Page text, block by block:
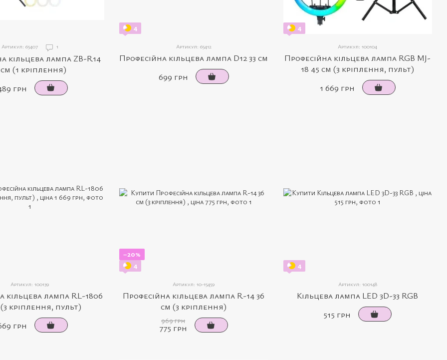
Артикул: 65407 1
кільцева лампа ZB-R14
(1 кріплення)
грн
4
Артикул: 65412
Професійна кільцева лампа D12 33 см
699 грн
4
Артикул: 100104
Професійна кільцева лампа RGB MJ-
18 45 см (3 кріплення, пульт)
1 669 грн
Артикул: 100139
кільцева лампа RL-1806
кріплення, пульт)
грн
−20%
4
Артикул: 10-15459
Професійна кільцева лампа R-14 36
см (3 кріплення)
969 грн
775 грн
4
Артикул: 100148
Кільцева лампа LED 3D-33 RGB
515 грн